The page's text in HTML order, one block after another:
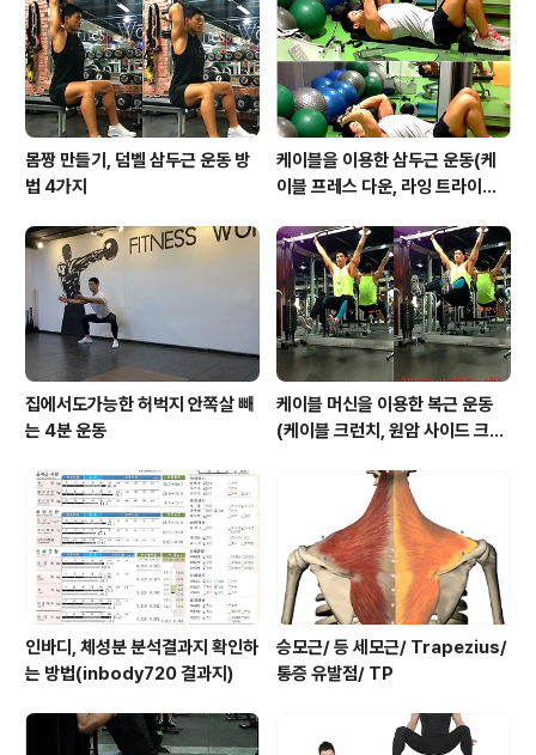
돌아가 동작을 반복하고 동작할 때 복부에 긴장이 풀리지
않도록한다. 시저 킥 동작 설명: 1. 바닥에 누워 양발은 4..
몸짱 만들기, 덤벨 삼두근 운동 방
법 4가지
케이블을 이용한 삼두근 운동(케
이블 프레스 다운, 라잉 트라이셉
텐션)
집에서도가능한 허벅지 안쪽살 빼
는 4분 운동
케이블 머신을 이용한 복근 운동
(케이블 크런치, 원암 사이드 크런
인바디, 체성분 분석결과지 확인하
는 방법(inbody720 결과지)
승모근/ 등 세모근/ Trapezius/
통증 유발점/ TP